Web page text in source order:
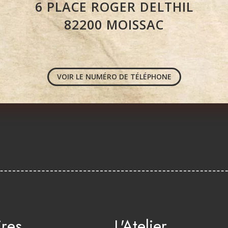
6 PLACE ROGER DELTHIL
82200 MOISSAC
VOIR LE NUMÉRO DE TÉLÉPHONE